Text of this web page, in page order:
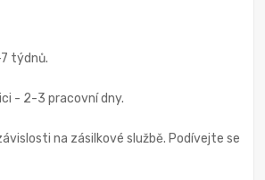
týdnů.
- 2-3 pracovní dny.
na zásilkové službě. Podívejte se